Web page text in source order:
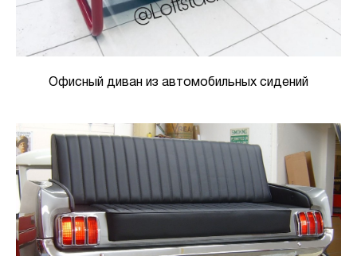
Офисный диван из автомобильных сидений